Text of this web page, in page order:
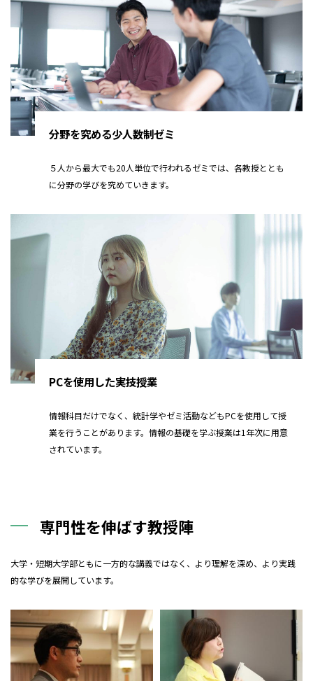
分野を究める少人数制ゼミ
５人から最大でも20人単位で行われるゼミでは、各教授ととも
に分野の学びを究めていきます。
PCを使用した実技授業
情報科目だけでなく、統計学やゼミ活動などもPCを使用して授
業を行うことがあります。情報の基礎を学ぶ授業は1年次に用意
されています。
専門性を伸ばす教授陣
大学・短期大学部ともに一方的な講義ではなく、より理解を深め、より実践
的な学びを展開しています。